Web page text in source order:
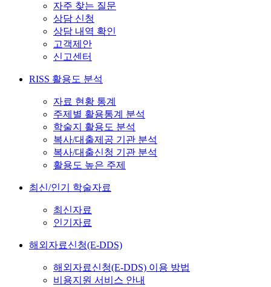
자주 찾는 질문
상담 신청
상담 내역 확인
고객제안
신고센터
RISS 활용도 분석
자료 현황 통계
주제별 활용통계 분석
학술지 활용도 분석
복사/대출제공 기관 분석
복사/대출신청 기관 분석
활용도 높은 주제
최신/인기 학술자료
최신자료
인기자료
해외자료신청(E-DDS)
해외자료신청(E-DDS) 이용 방법
비용지원 서비스 안내